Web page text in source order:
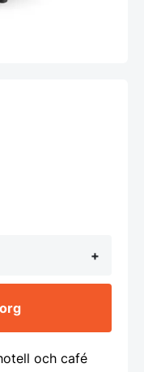
+
och café